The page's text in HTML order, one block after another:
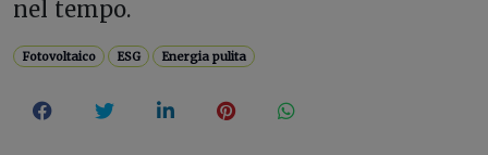
nel tempo.
Fotovoltaico ESG Energia pulita